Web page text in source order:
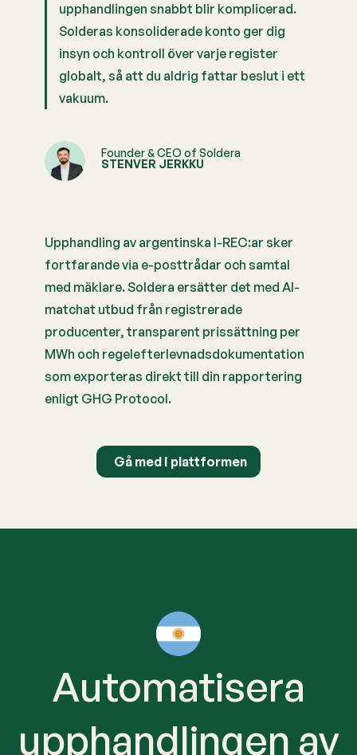
upphandlingen snabbt blir komplicerad.
Solderas konsoliderade konto ger dig
insyn och kontroll över varje register
globalt, så att du aldrig fattar beslut i ett
vakuum.
Founder & CEO of Soldera
STENVER JERKKU
Upphandling av argentinska I-REC:ar sker
fortfarande via e-posttrådar och samtal
med mäklare. Soldera ersätter det med AI-
matchat utbud från registrerade
producenter, transparent prissättning per
MWh och regelefterlevnadsdokumentation
som exporteras direkt till din rapportering
enligt GHG Protocol.
Gå med i plattformen
Automatisera
upphandlingen av